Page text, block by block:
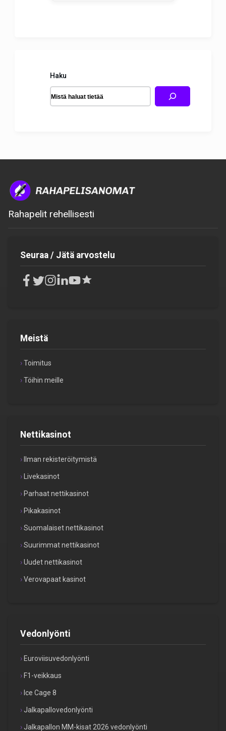
Haku
Rahapelit rehellisesti
Meistä
Toimitus
Töihin meille
Nettikasinot
Ilman rekisteröitymistä
Livekasinot
Parhaat nettikasinot
Pikakasinot
Suomalaiset nettikasinot
Suurimmat nettikasinot
Uudet nettikasinot
Verovapaat kasinot
Vedonlyönti
Euroviisuvedonlyönti
F1-veikkaus
Ice Cage 8
Jalkapallovedonlyönti
Jalkapallon MM-kisat 2026 vedonlyönti
Seuraa / Jätä arvostelu